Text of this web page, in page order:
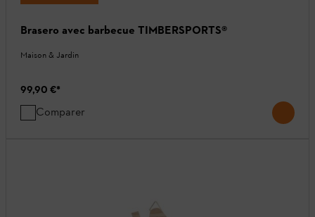
Brasero avec barbecue TIMBERSPORTS®
Maison & Jardin
99,90 €*
Comparer